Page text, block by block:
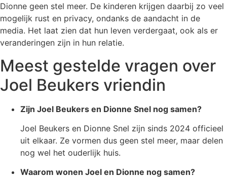
Dionne geen stel meer. De kinderen krijgen daarbij zo veel
mogelijk rust en privacy, ondanks de aandacht in de
media. Het laat zien dat hun leven verdergaat, ook als er
veranderingen zijn in hun relatie.
Meest gestelde vragen over
Joel Beukers vriendin
Zijn Joel Beukers en Dionne Snel nog samen?
Joel Beukers en Dionne Snel zijn sinds 2024 officieel
uit elkaar. Ze vormen dus geen stel meer, maar delen
nog wel het ouderlijk huis.
Waarom wonen Joel en Dionne nog samen?